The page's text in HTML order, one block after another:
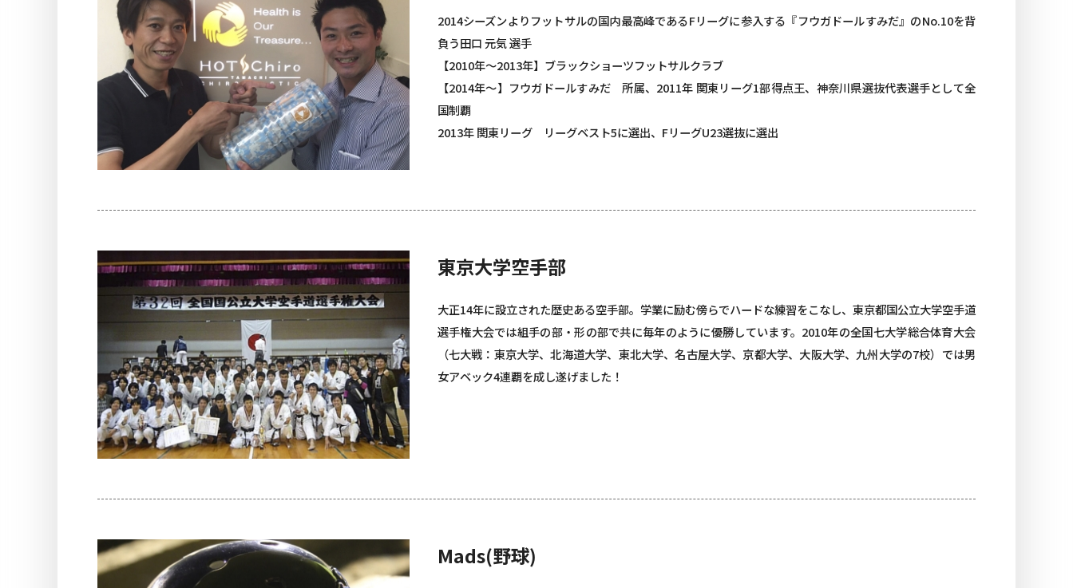
2014シーズンよりフットサルの国内最高峰であるFリーグに参入する『フウガドールすみだ』のNo.10を背
負う田口 元気 選手
【2010年～2013年】ブラックショーツフットサルクラブ
【2014年～】フウガドールすみだ 所属、2011年 関東リーグ1部得点王、神奈川県選抜代表選手として全
国制覇
2013年 関東リーグ リーグベスト5に選出、FリーグU23選抜に選出
東京大学空手部
大正14年に設立された歴史ある空手部。学業に励む傍らでハードな練習をこなし、東京都国公立大学空手道
選手権大会では組手の部・形の部で共に毎年のように優勝しています。2010年の全国七大学総合体育大会
（七大戦：東京大学、北海道大学、東北大学、名古屋大学、京都大学、大阪大学、九州大学の7校）では男
女アベック4連覇を成し遂げました！
Mads(野球)